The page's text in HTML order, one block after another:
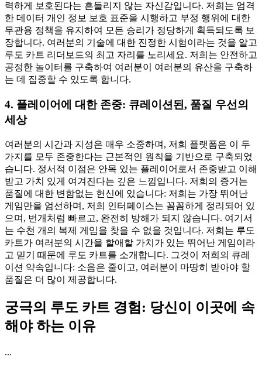
력하게 보호된다는 흔들리지 않는 자신감입니다. 저희는 엄격
한 데이터 개인 정보 보호 표준을 시행하고 부정 행위에 대한
무관용 정책을 유지하여 모든 승리가 정당하게 획득되도록 보
장합니다. 여러분의 기술에 대한 진정한 시험이라는 것을 알고
루도 카트 리더보드의 최고 자리를 노리세요. 저희는 안전하고
공정한 놀이터를 구축하여 여러분이 여러분의 유산을 구축하
는 데 집중할 수 있도록 합니다.
4. 플레이어에 대한 존중: 큐레이션된, 품질 우선의
세상
여러분의 시간과 지성은 매우 소중하며, 저희 플랫폼은 이 두
가지를 모두 존중한다는 근본적인 원칙을 기반으로 구축되었
습니다. 정서적 이점은 안목 있는 플레이어로서 존중받고 이해
받고 가치 있게 여겨진다는 깊은 느낌입니다. 저희의 증거는
품질에 대한 변함없는 헌신에 있습니다: 저희는 가장 뛰어난
게임만을 엄선하며, 저희 인터페이스는 꼼꼼하게 정리되어 있
으며, 번개처럼 빠르고, 완전히 방해가 되지 않습니다. 여기서
는 수천 개의 복제 게임을 찾을 수 없을 것입니다. 저희는 루도
카트가 여러분의 시간을 할애할 가치가 있는 뛰어난 게임이라
고 믿기 때문에 루도 카트를 소개합니다. 그것이 저희의 큐레
이션 약속입니다: 소음은 줄이고, 여러분이 마땅히 받아야 할
품질은 더 많이 제공합니다.
궁극의 루도 카트 경험: 당신이 이곳에 속
해야 하는 이유
...